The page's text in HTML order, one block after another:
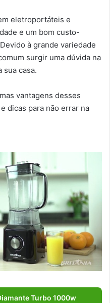
eletroportáteis e
e um bom custo-
à grande variedade
surgir uma dúvida na
sua casa.
vantagens desses
dicas para não errar na